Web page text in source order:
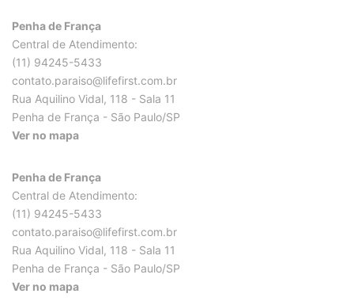
Penha de França
Central de Atendimento:
(11) 94245-5433
contato.paraiso@lifefirst.com.br
Rua Aquilino Vidal, 118 - Sala 11
Penha de França - São Paulo/SP
Ver no mapa
Penha de França
Central de Atendimento:
(11) 94245-5433
contato.paraiso@lifefirst.com.br
Rua Aquilino Vidal, 118 - Sala 11
Penha de França - São Paulo/SP
Ver no mapa